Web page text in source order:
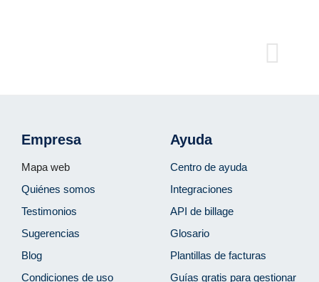
Empresa
Mapa web
Quiénes somos
Testimonios
Sugerencias
Blog
Condiciones de uso
Ayuda
Centro de ayuda
Integraciones
API de billage
Glosario
Plantillas de facturas
Guías gratis para gestionar